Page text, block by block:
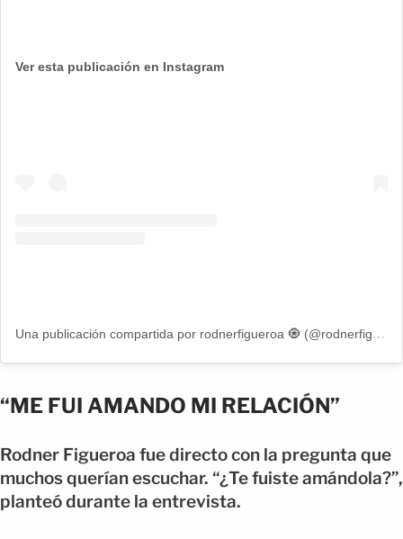
Ver esta publicación en Instagram
Una publicación compartida por rodnerfigueroa 🧿 (@rodnerfigueroa)
“ME FUI AMANDO MI RELACIÓN”
Rodner Figueroa fue directo con la pregunta que
muchos querían escuchar. “¿Te fuiste amándola?”,
planteó durante la entrevista.